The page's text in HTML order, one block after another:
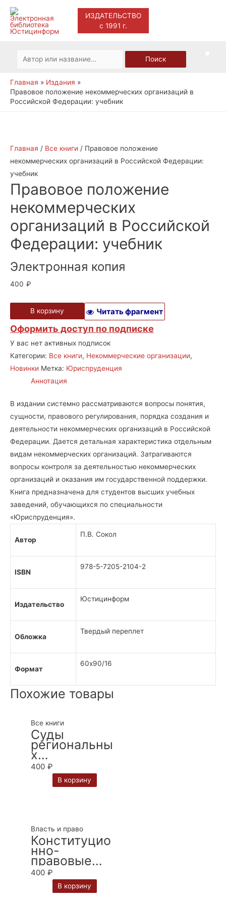
ИЗДАТЕЛЬСТВО
с 1991 г.
Искать:
Поиск
Главная
Издания
Правовое положение некоммерческих организаций в
Российской Федерации: учебник
Главная / Все книги / Правовое положение
некоммерческих организаций в Российской Федерации:
учебник
Правовое положение
некоммерческих
организаций в Российской
Федерации: учебник
Электронная копия
400 ₽
В корзину Читать фрагмент
Оформить доступ по подписке
У вас нет активных подписок
Категории: Все книги, Некоммерческие организации,
Новинки Метка: Юриспруденция
Аннотация
В издании системно рассматриваются вопросы понятия,
сущности, правового регулирования, порядка создания и
деятельности некоммерческих организаций в Российской
Федерации. Дается детальная характеристика отдельным
видам некоммерческих организаций. Затрагиваются
вопросы контроля за деятельностью некоммерческих
организаций и оказания им государственной поддержки.
Книга предназначена для студентов высших учебных
заведений, обучающихся по специальности
«Юриспруденция».
Автор
П.В. Сокол
ISBN
978-5-7205-2104-2
Издательство
Юстицинформ
Обложка
Твердый переплет
Формат
60х90/16
Похожие товары
Все книги
Суды
региональны
х
интеграционн
объединений
правосудия
(на примере
Суда ЕС и
Суда ЕАЭС) :
монография /
А.С.
Исполинов
400 ₽
В корзину
Власть и право
Конституцио
нно-
правовые
аспекты
осуществлен
400 ₽
В корзину